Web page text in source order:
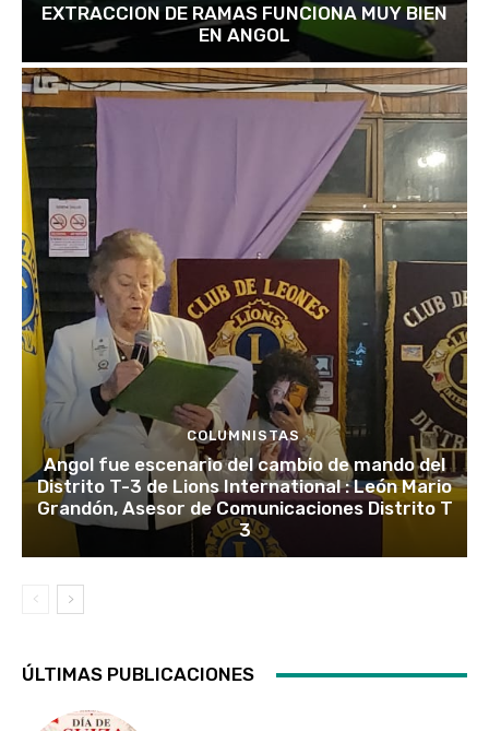
EXTRACCION DE RAMAS FUNCIONA MUY BIEN
EN ANGOL
COLUMNISTAS
Angol fue escenario del cambio de mando del
Distrito T-3 de Lions International : León Mario
Grandón, Asesor de Comunicaciones Distrito T
3
ÚLTIMAS PUBLICACIONES